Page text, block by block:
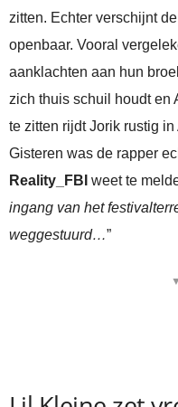
zitten. Echter verschijnt
openbaar. Vooral
aanklachten aan hun
zich thuis schuil houdt en
te zitten rijdt Jorik rustig
Gisteren was de rapper
Reality_FBI weet te
ingang van het
weggestuurd…”